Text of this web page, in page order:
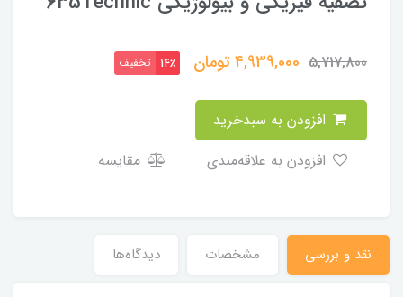
5,717,800
4,939,000تومان 14٪ تخفیف
مقایسه
نقد و بررسی مشخصات دیدگاه‌ها